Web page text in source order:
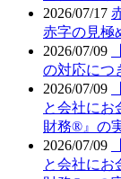
2026/07/17
赤字の見極
2026/07/09
の対応につ
2026/07/09
と会社にお
財務®』の
2026/07/09
と会社にお